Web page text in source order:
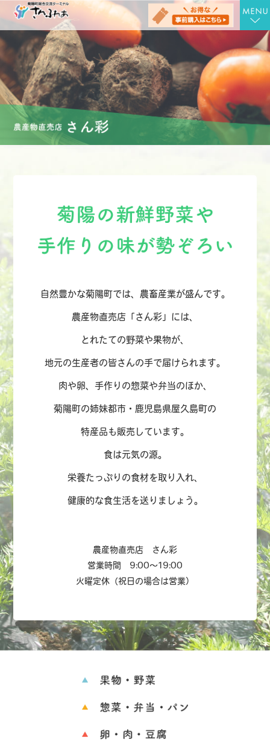
TOP
さんさんの湯
お食事処 さん膳
健康増進施設 にんじむ
お問合せ
アクセス
TEL : 096-232-8690
自然豊かな菊陽町では、農畜産業が盛んです。
農産物直売店「さん彩」には、
とれたての野菜や果物が、
地元の生産者の皆さんの手で届けられます。
肉や卵、手作りの惣菜や弁当のほか、
菊陽町の姉妹都市・鹿児島県屋久島町の
特産品も販売しています。
食は元気の源。
栄養たっぷりの食材を取り入れ、
健康的な食生活を送りましょう。
農産物直売店 さん彩
営業時間 9:00～19:00
火曜定休（祝日の場合は営業）